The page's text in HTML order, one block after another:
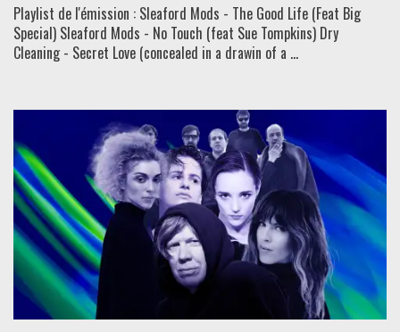
Playlist de l'émission : Sleaford Mods - The Good Life (Feat Big
Special) Sleaford Mods - No Touch (feat Sue Tompkins) Dry
Cleaning - Secret Love (concealed in a drawin of a ...